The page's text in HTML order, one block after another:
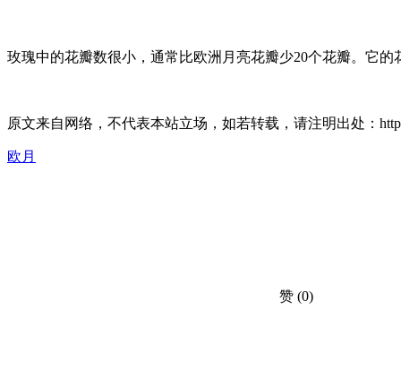
玫瑰中的花瓣数很小，通常比欧洲月亮花瓣少20个花瓣。它
原文来自网络，不代表本站立场，如若转载，请注明出处：
欧月
赞 (0)